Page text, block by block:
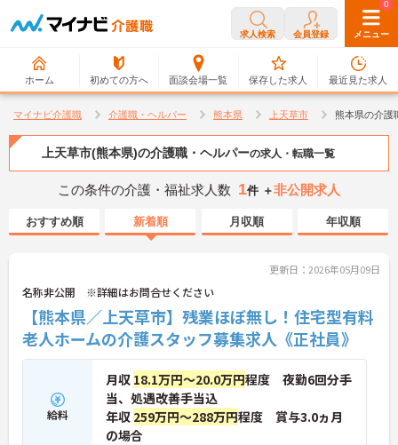
求人検索 会員登録 メニュー
ホーム 初めての方へ 面談会場一覧
0
保存した求人
0
最近見た求人
マイナビ介護職 介護職・ヘルパー 熊本県 上天草市 熊本県の介護
上天草市(熊本県)の介護職・ヘルパーの求人・転職一覧
この条件の介護・福祉求人数 1件 ＋非公開求人
おすすめ順 新着順 月収順 年収順
更新日：2026年05月09日
名称非公開 ※詳細はお問合せください
【熊本県／上天草市】残業ほぼ無し！住宅型有料
老人ホームの介護スタッフ募集求人《正社員》
給料
月収 18.1万円～20.0万円程度 夜勤6回分手
当、処遇改善手当込
年収 259万円～288万円程度 賞与3.0ヵ月
の場合